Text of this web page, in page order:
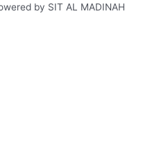
by SIT AL MADINAH